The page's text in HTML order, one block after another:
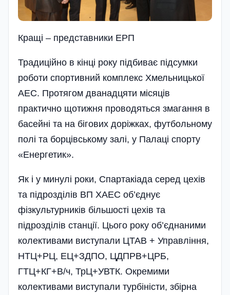
Кращi – представники ЕРП
Традиційно в кінці року підбиває підсумки
роботи спортивний комплекс Хмельницької
АЕС. Протягом дванадцяти місяців
практично щотижня проводяться змагання в
басейні та на бігових доріжках, футбольному
полі та борцівському залі, у Палаці спорту
«Енергетик».
Як і у минулі роки, Спартакіада серед цехів
та підрозділів ВП ХАЕС об’єднує
фізкультурників більшості цехів та
підрозділів станції. Цього року об’єднаними
колективами виступали ЦТАВ + Управління,
НТЦ+РЦ, ЕЦ+ЗДПО, ЦДПРВ+ЦРБ,
ГТЦ+КГ+В/ч, ТрЦ+УВТК. Окремими
колективами виступали турбіністи, збірна